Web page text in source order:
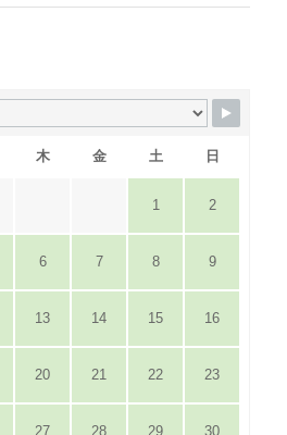
木 金 土 日
1 2
6 7 8 9
13 14 15 16
20 21 22 23
27 28 29 30